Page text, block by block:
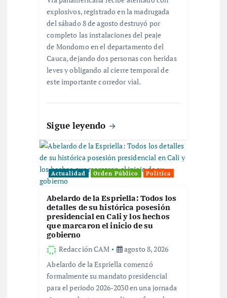
explosivos, registrado en la madrugada
del sábado 8 de agosto destruyó por
completo las instalaciones del peaje
de Mondomo en el departamento del
Cauca, dejando dos personas con heridas
leves y obligando al cierre temporal de
este importante corredor vial.
Sigue leyendo
Actualidad Orden Público Política
Abelardo de la Espriella: Todos los
detalles de su histórica posesión
presidencial en Cali y los hechos
que marcaron el inicio de su
gobierno
Redacción CAM
agosto 8, 2026
Abelardo de la Espriella comenzó
formalmente su mandato presidencial
para el periodo 2026-2030 en una jornada